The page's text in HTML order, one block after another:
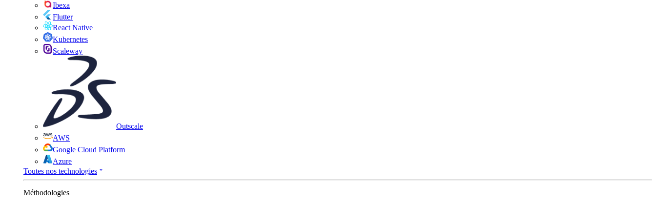
Ibexa
Flutter
React Native
Kubernetes
Scaleway
Outscale
AWS
Google Cloud Platform
Azure
Toutes nos technologies
Méthodologies